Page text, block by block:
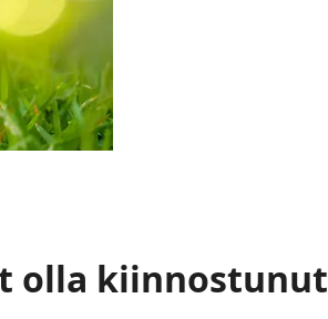
olla kiinnostunut